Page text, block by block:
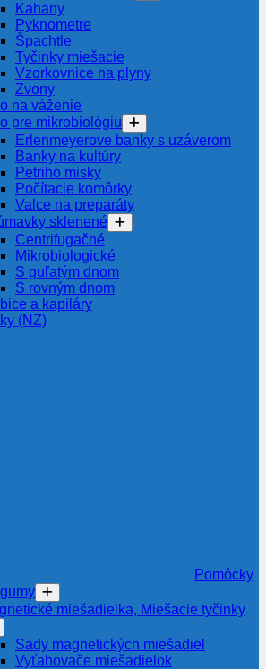
Kahany
Pyknometre
Špachtle
Tyčinky miešacie
Vzorkovnice na plyny
Zvony
na váženie
pre mikrobiológiu
Erlenmeyerove banky s uzáverom
Banky na kultúry
Petriho misky
Počítacie komôrky
Valce na preparáty
sklenené
Centrifugačné
Mikrobiologické
S guľatým dnom
S rovným dnom
a kapiláry
(NZ)
Pomôcky
miešadielka, Miešacie tyčinky
Sady magnetických miešadiel
Vyťahovače miešadielok